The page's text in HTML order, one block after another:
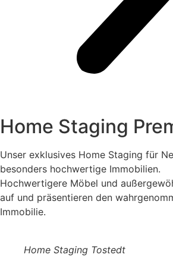
Home Staging
Unser exklusives Home Staging für
besonders hochwertige Immobilien.
Hochwertigere Möbel und
auf und präsentieren den
Immobilie.
Home Staging Tostedt